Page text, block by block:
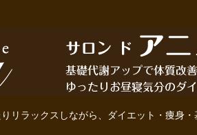
リラックスしながら、ダイエット・痩身